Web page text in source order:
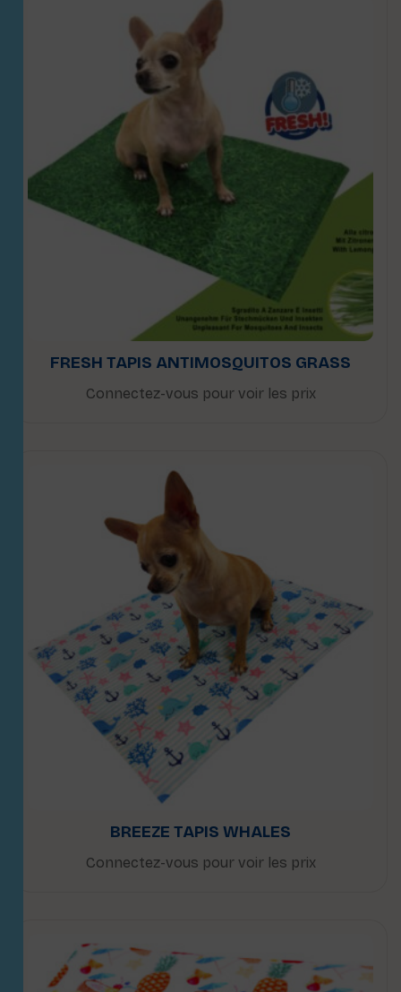
FRESH TAPIS ANTIMOSQUITOS GRASS
Connectez-vous pour voir les prix
BREEZE TAPIS WHALES
Connectez-vous pour voir les prix